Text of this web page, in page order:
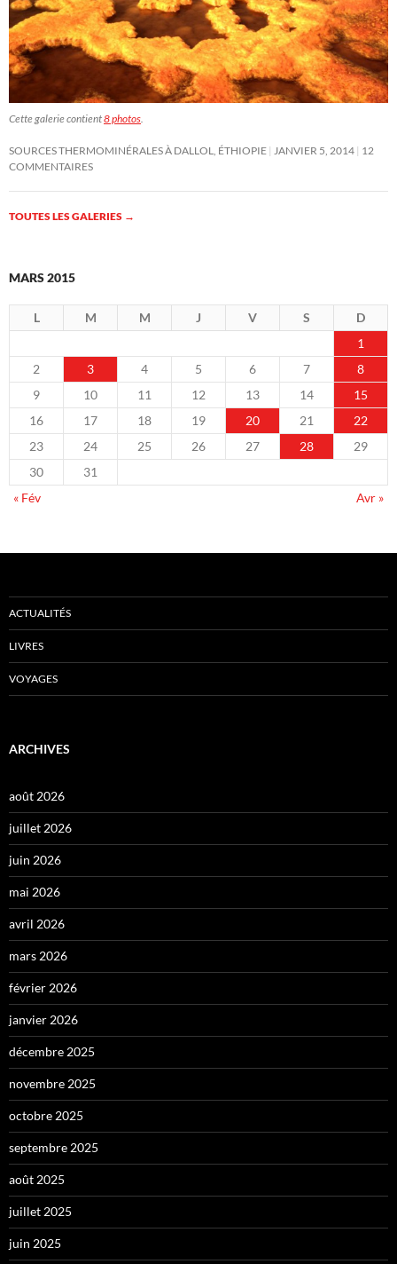
Cette galerie contient8 photos
SOURCES THERMOMINÉRALES À DALLOL, ÉTHIOPIE JANVIER 5, 2014 12
COMMENTAIRES
TOUTES LES GALERIES →
MARS 2015
L M M J V S
D
1
2
3 4 5 6 7
8
9
10 11 12 13 14
15
16
17 18 19 20 21
22
23
24 25 26 27 28
29
30
31
« Fév
Avr »
ACTUALITÉS
LIVRES
VOYAGES
ARCHIVES
août 2026
juillet 2026
juin 2026
mai 2026
avril 2026
mars 2026
février 2026
janvier 2026
décembre 2025
novembre 2025
octobre 2025
septembre 2025
août 2025
juillet 2025
juin 2025